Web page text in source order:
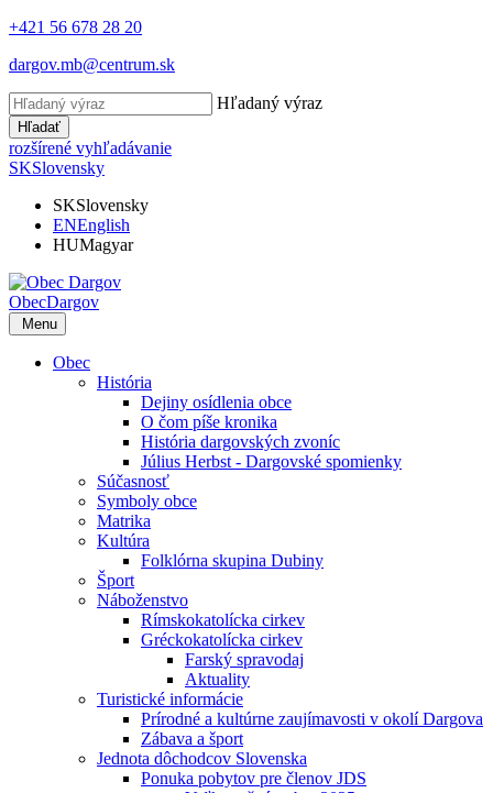
+421 56 678 28 20
dargov.mb@centrum.sk
Hľadaný výraz
Hľadať
rozšírené vyhľadávanie
SKSlovensky
SKSlovensky
ENEnglish
HUMagyar
ObecDargov
Menu
Obec
História
Dejiny osídlenia obce
O čom píše kronika
História dargovských zvoníc
Július Herbst - Dargovské spomienky
Súčasnosť
Symboly obce
Matrika
Kultúra
Folklórna skupina Dubiny
Šport
Náboženstvo
Rímskokatolícka cirkev
Gréckokatolícka cirkev
Farský spravodaj
Aktuality
Turistické informácie
Prírodné a kultúrne zaujímavosti v okolí Dargova
Zábava a šport
Jednota dôchodcov Slovenska
Ponuka pobytov pre členov JDS